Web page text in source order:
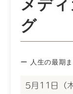
メデ
グ
ー 人生の最期
5月11日（